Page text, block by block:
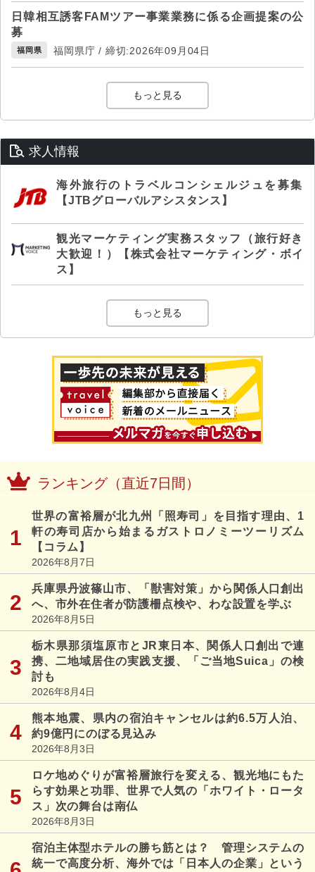
日韓相互誘客FAMツアー事業業務に係る企画提案の公
募
福岡県 福岡県庁 / 締切:2026年09月04日
もっと見る
求人情報
海外旅行のトラベルコンシェルジュを募集
【JTBグローバルアシスタンス】
観光マーケティング実務スタッフ（旅行好き
大歓迎！）【株式会社マーケティング・ボイ
ス】
もっと見る
ランキング（直近7日間）
世界の富裕層が北九州「照寿司」を目指す理由、1
軒の寿司店から始まるガストロノミーツーリズム
【コラム】
2026年8月7日
兵庫県丹波篠山市、「獣害対策」から関係人口創出
へ、市外在住者が防護柵点検や、わな設置を学ぶ
2026年8月5日
栃木県那須塩原市とJR東日本、関係人口創出で連
携、二地域居住の実践支援、「ご当地Suica」の検
討も
2026年8月4日
熊本地震、県内の宿泊キャンセルは約6.5万人泊、
約9億円にのぼる見込み
2026年8月3日
ロケ地めぐりが富裕層旅行を変える、観光地にもた
らす効果と功罪、世界で人気の「ホワイト・ロータ
ス」次の舞台は南仏
2026年8月3日
宿泊主体型ホテルの勝ち筋とは？ 管理システムの
統一で高度分析、海外では「日本人の企業」という